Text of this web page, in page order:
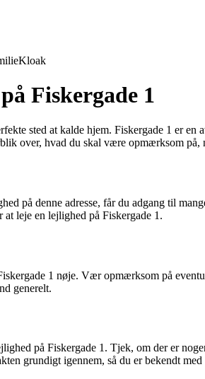
Kloak
Fiskergade 1
sted at kalde hjem. Fiskergade 1 er
over, hvad du skal være opmærksom på,
på denne adresse, får du adgang til
leje en lejlighed på Fiskergade 1.
1 nøje. Vær opmærksom på
generelt.
på Fiskergade 1. Tjek, om der er
grundigt igennem, så du er bekendt